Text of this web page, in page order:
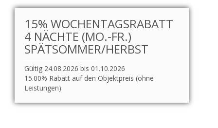
15% WOCHENTAGSRABATT
4 NÄCHTE (MO.-FR.)
SPÄTSOMMER/HERBST
Gültig 24.08.2026 bis 01.10.2026
15.00% Rabatt auf den Objektpreis (ohne
Leistungen)